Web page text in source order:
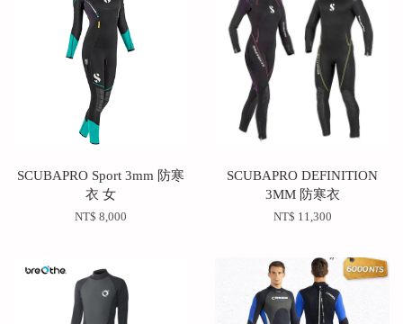
SCUBAPRO Sport 3mm 防寒
衣 女
NT$ 8,000
SCUBAPRO DEFINITION
3MM 防寒衣
NT$ 11,300